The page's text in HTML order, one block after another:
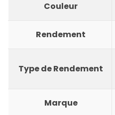
Couleur
Rendement
Type de Rendement
Marque